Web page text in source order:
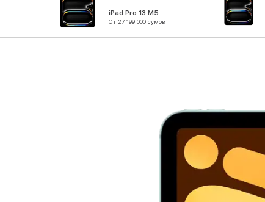
iPad Pro 13 M5
От 27 199 000 сумов